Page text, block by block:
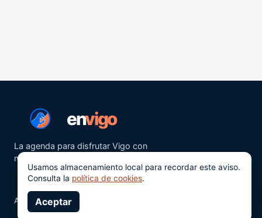
envigo
La agenda para disfrutar Vigo con
más ganas.
Aviso legalPrivacidad
Usamos almacenamiento local para recordar este aviso.
Consulta la política de cookies.
Aceptar